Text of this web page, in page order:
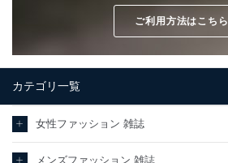
ご利用方法はこちら
カテゴリ一覧
女性ファッション 雑誌
メンズファッション 雑誌